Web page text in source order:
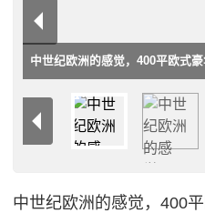
中世纪欧洲的感觉，400平欧式
中世纪欧洲的感觉，400